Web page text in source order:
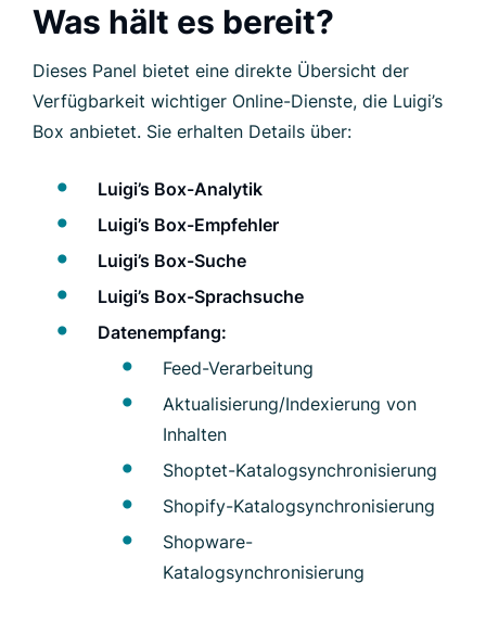
Was hält es bereit?
Dieses Panel bietet eine direkte Übersicht der
Verfügbarkeit wichtiger Online-Dienste, die Luigi’s
Box anbietet. Sie erhalten Details über:
Luigi’s Box-Analytik
Luigi’s Box-Empfehler
Luigi’s Box-Suche
Luigi’s Box-Sprachsuche
Datenempfang:
Feed-Verarbeitung
Aktualisierung/Indexierung von
Inhalten
Shoptet-Katalogsynchronisierung
Shopify-Katalogsynchronisierung
Shopware-
Katalogsynchronisierung